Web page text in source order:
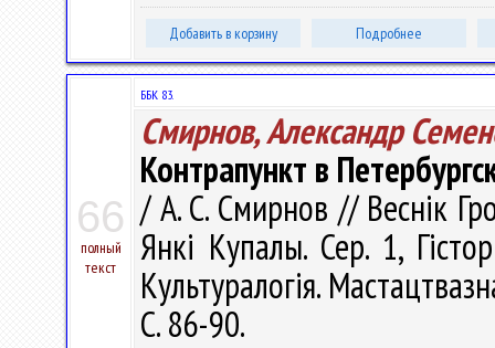
Добавить в корзину Подробнее
66
полный
текст
ББК 83.
Смирнов, Александр
Контрапункт в
/ А. С. Смирнов // Веснік
Янкі Купалы. Сер. 1,
Культуралогія.
С. 86-90.